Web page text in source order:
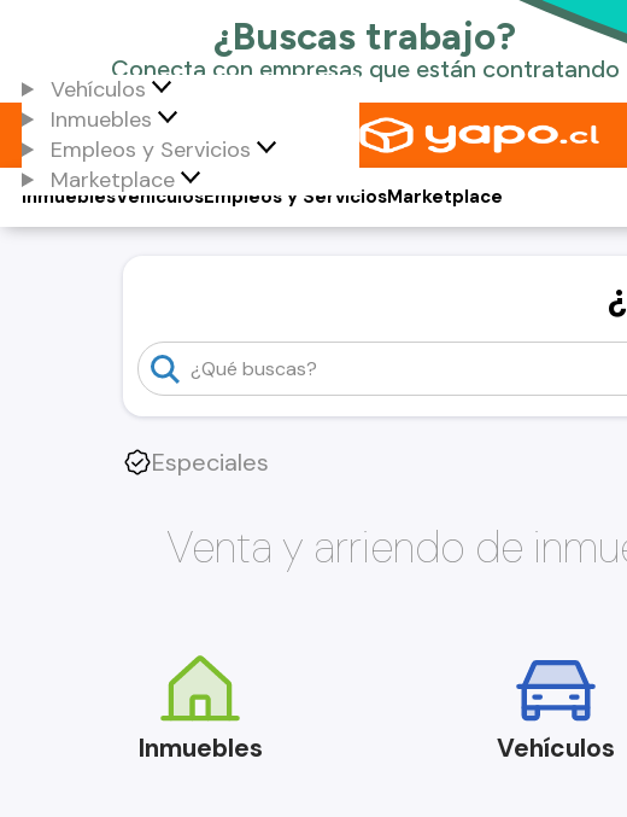
Vehículos
Inmuebles
Empleos y Servicios
Marketplace
Vehículos
Inmuebles Empleos y ServiciosMarketplace
Especiales
Venta y arriendo de
Inmuebles Vehículos